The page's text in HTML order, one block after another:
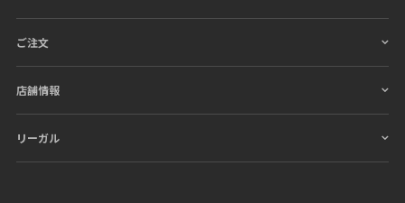
ご注文
店舗情報
リーガル